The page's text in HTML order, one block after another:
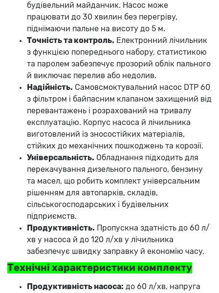
будівельний майданчик. Насос може
працювати до 30 хвилин без перегріву,
піднімаючи пальне на висоту до 5 м.
Точність та контроль. Електронний лічильник
з функцією попереднього набору, статистикою
та паролем забезпечує прозорий облік пального
й виключає перелив або недолив.
Надійність. Самовсмоктувальний насос DTP 60
з фільтром і байпасним клапаном захищений від
перевантажень і розрахований на тривалу
експлуатацію. Корпус насоса й лічильника
виготовлений із зносостійких матеріалів,
стійких до механічних пошкоджень та корозії.
Універсальність. Обладнання підходить для
перекачування дизельного пального, бензину
та масел, що робить комплект універсальним
рішенням для автопарків, складів,
сільськогосподарських і будівельних
підприємств.
Продуктивність. Пропускна здатність до 60 л/
хв у насоса й до 120 л/хв у лічильника
забезпечує швидку заправку й економію часу.
Технічні характеристики комплекту
Продуктивність насоса: до 60 л/хв, напруга